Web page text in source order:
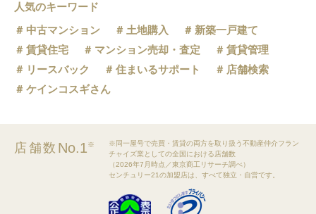
人気のキーワード
中古マンション
土地購入
新築一戸建て
賃貸住宅
マンション売却・査定
賃貸管理
リースバック
住まいるサポート
店舗検索
ケインコスギさん
店舗数 No.1※
※同一屋号で売買・賃貸の両方を取り扱う不動産仲介フラン
チャイズ業としての全国における店舗数
（2026年7月時点／東京商工リサーチ調べ）
センチュリー21の加盟店は、すべて独立・自営です。